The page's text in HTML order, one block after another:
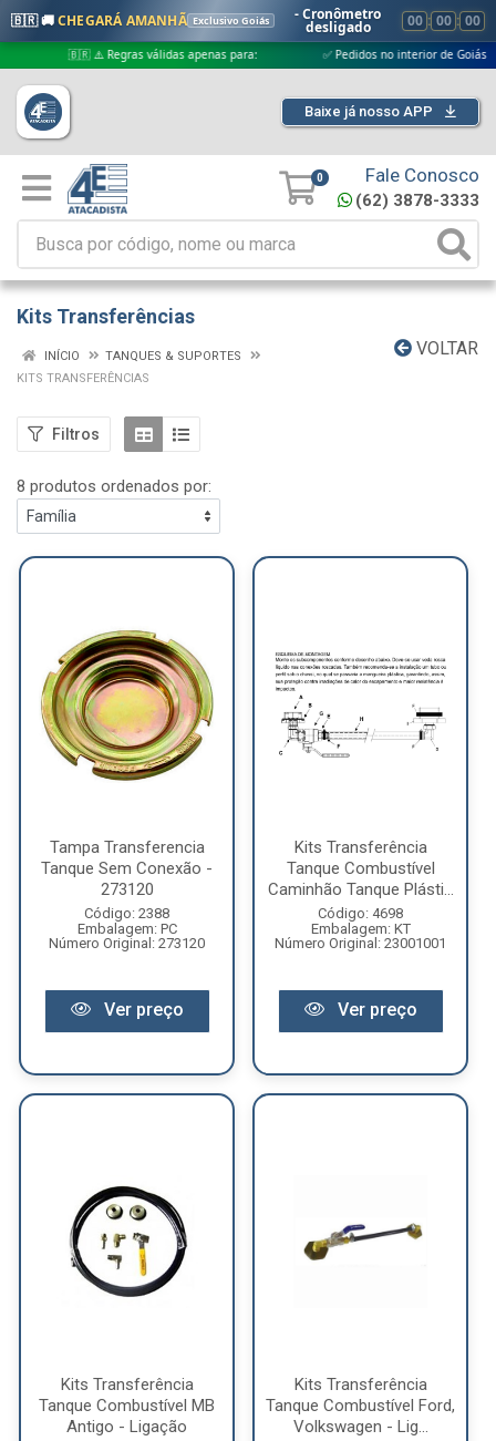
🇧🇷 🚚CHEGARÁ AMANHÃ Exclusivo Goiás - Cronômetro
desligado 00 : 00 : 00
🇧🇷 ⚠️ Regras válidas apenas para: ✅ Pedidos no interior de Goiás
Baixe já nosso APP
0 Fale Conosco
(62) 3878-3333
Kits Transferências
VOLTAR
INÍCIO
TANQUES & SUPORTES
KITS TRANSFERÊNCIAS
Filtros
8 produtos ordenados por:
Tampa Transferencia
Tanque Sem Conexão -
273120
Código: 2388
Embalagem: PC
Número Original: 273120
Ver preço
Kits Transferência
Tanque Combustível
Caminhão Tanque Plásti...
Código: 4698
Embalagem: KT
Número Original: 23001001
Ver preço
Kits Transferência
Tanque Combustível MB
Antigo - Ligação
Kits Transferência
Tanque Combustível Ford,
Volkswagen - Lig...